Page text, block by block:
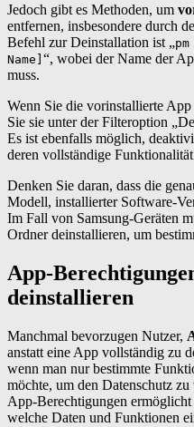
Jedoch gibt es Methoden, um
entfernen, insbesondere durch
Befehl zur Deinstallation ist „
Name] “, wobei der Name der
muss.
Wenn Sie die vorinstallierte
Sie sie unter der Filteroption
Es ist ebenfalls möglich,
deren vollständige
Denken Sie daran, dass die
Modell, installierter Software-
Im Fall von Samsung-Geräten
Ordner deinstallieren, um
App-
deinstallieren
Manchmal bevorzugen Nutzer,
anstatt eine App vollständig zu
wenn man nur bestimmte
möchte, um den Datenschutz
App-Berechtigungen
welche Daten und Funktionen